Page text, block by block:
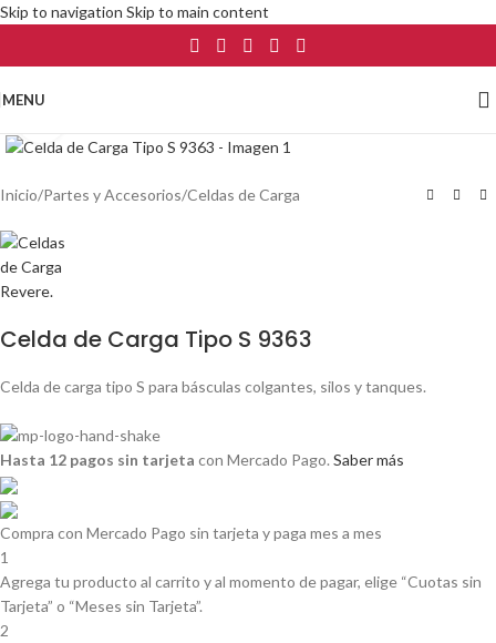
Skip to navigation Skip to main content
MENU
Inicio/Partes y Accesorios/Celdas de Carga
Celda de Carga Tipo S 9363
Celda de carga tipo S para básculas colgantes, silos y tanques.
Hasta 12 pagos sin tarjeta con Mercado Pago. Saber más
Compra con Mercado Pago sin tarjeta y paga mes a mes
1
Agrega tu producto al carrito y al momento de pagar, elige “Cuotas sin
Tarjeta” o “Meses sin Tarjeta”.
2